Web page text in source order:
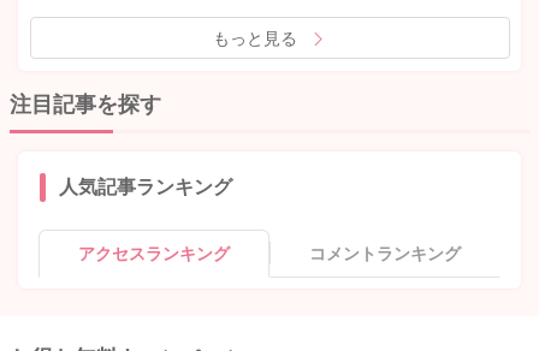
もっと見る
注目記事を探す
人気記事ランキング
アクセスランキング コメントランキング